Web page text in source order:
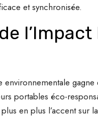
et synchronisée.
environnementale
portables éco-
en plus l’accent